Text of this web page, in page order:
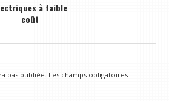
à faible
coût
pas publiée. Les champs obligatoires